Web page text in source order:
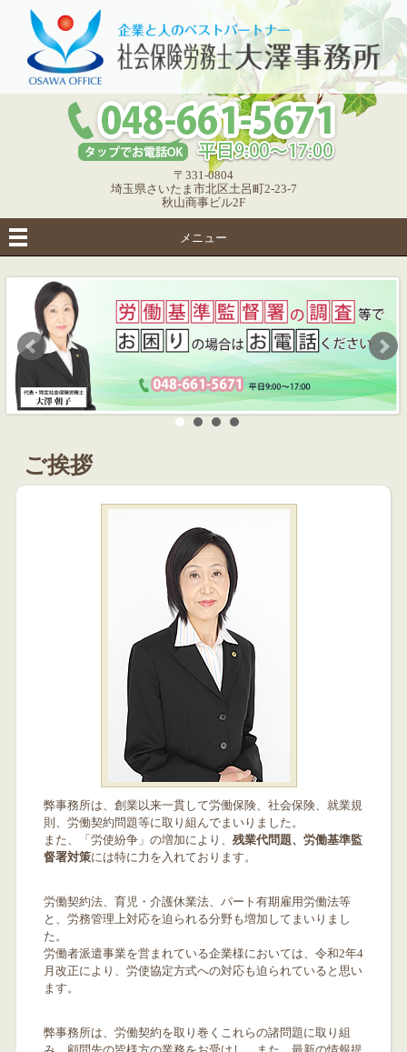
〒331-0804
埼玉県さいたま市北区土呂町2-23-7
秋山商事ビル2F
メニュー
ご挨拶
弊事務所は、創業以来一貫して労働保険、社会保険、就業規
則、労働契約問題等に取り組んでまいりました。
また、「労使紛争」の増加により、 残業代問題、労働基準監
督署対策には特に力を入れております。
労働契約法、育児・介護休業法、パート有期雇用労働法等
と、労務管理上対応を迫られる分野も増加してまいりまし
た。
労働者派遣事業を営まれている企業様においては、令和2年4
月改正により、労使協定方式への対応も迫られていると思い
ます。
弊事務所は、労働契約を取り巻くこれらの諸問題に取り組